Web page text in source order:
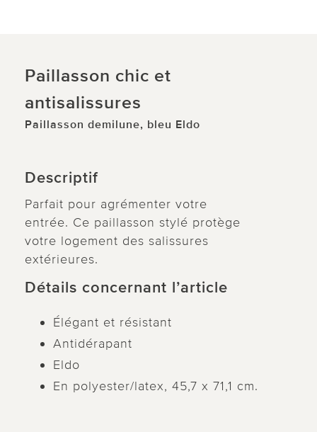
Paillasson chic et
antisalissures
Paillasson demilune, bleu Eldo
Descriptif
Parfait pour agrémenter votre
entrée. Ce paillasson stylé protège
votre logement des salissures
extérieures.
Détails concernant l’article
Élégant et résistant
Antidérapant
Eldo
En polyester/latex, 45,7 x 71,1 cm.